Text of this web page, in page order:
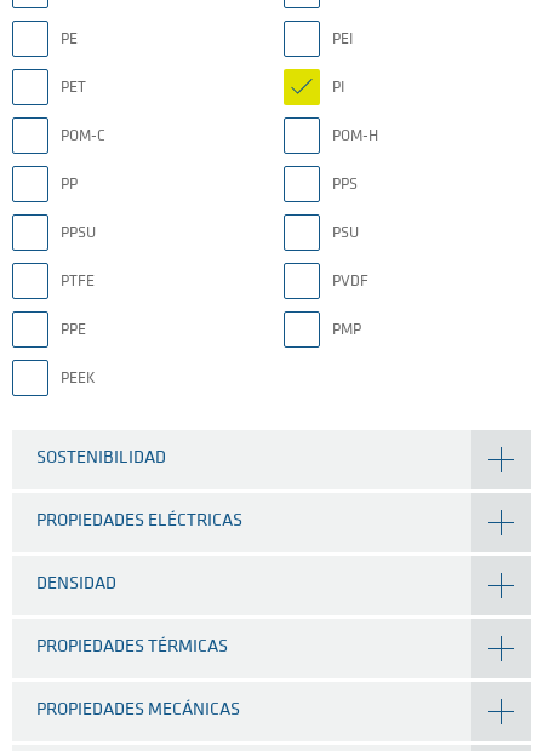
PE PEI
PET PI
POM-C POM-H
PP PPS
PPSU PSU
PTFE PVDF
PPE PMP
PEEK
SOSTENIBILIDAD
PROPIEDADES ELÉCTRICAS
DENSIDAD
PROPIEDADES TÉRMICAS
PROPIEDADES MECÁNICAS